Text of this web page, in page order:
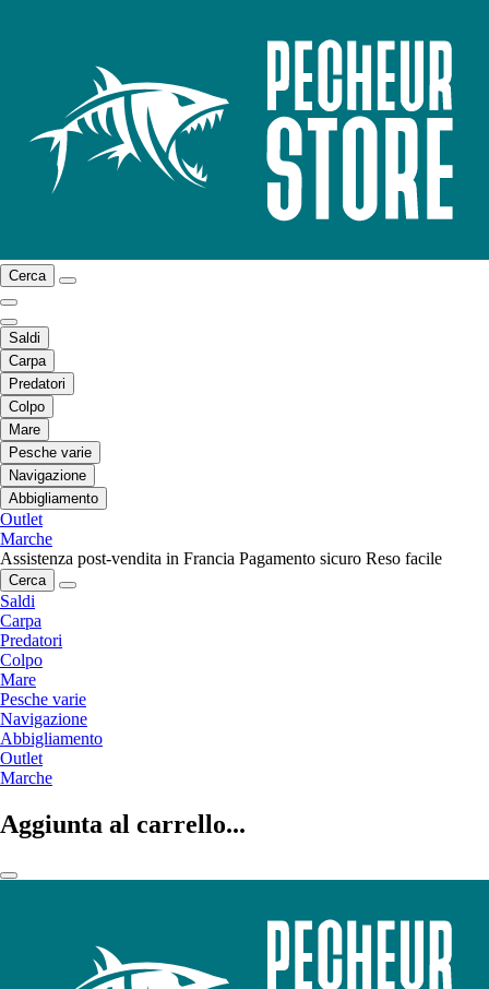
Cerca
Saldi
Carpa
Predatori
Colpo
Mare
Pesche varie
Navigazione
Abbigliamento
Outlet
Marche
Assistenza post-vendita in Francia Pagamento sicuro Reso facile
Cerca
Saldi
Carpa
Predatori
Colpo
Mare
Pesche varie
Navigazione
Abbigliamento
Outlet
Marche
Aggiunta al carrello...